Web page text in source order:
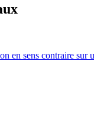
en sens contraire sur